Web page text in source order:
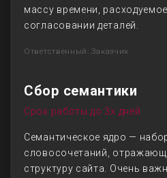
массу времени,
согласовании деталей.
Ответственный: Заказчик
Сбор семантики
Срок работы до 3х дней
Семантическое ядро —
словосочетаний,
структуру сайта. Очень